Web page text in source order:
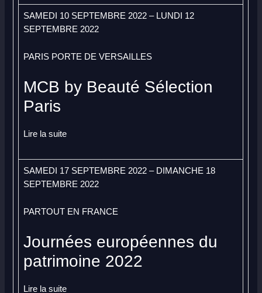
SAMEDI 10 SEPTEMBRE 2022 – LUNDI 12
SEPTEMBRE 2022
PARIS PORTE DE VERSAILLES
MCB by Beauté Sélection
Paris
Lire la suite
SAMEDI 17 SEPTEMBRE 2022 – DIMANCHE 18
SEPTEMBRE 2022
PARTOUT EN FRANCE
Journées européennes du
patrimoine 2022
Lire la suite